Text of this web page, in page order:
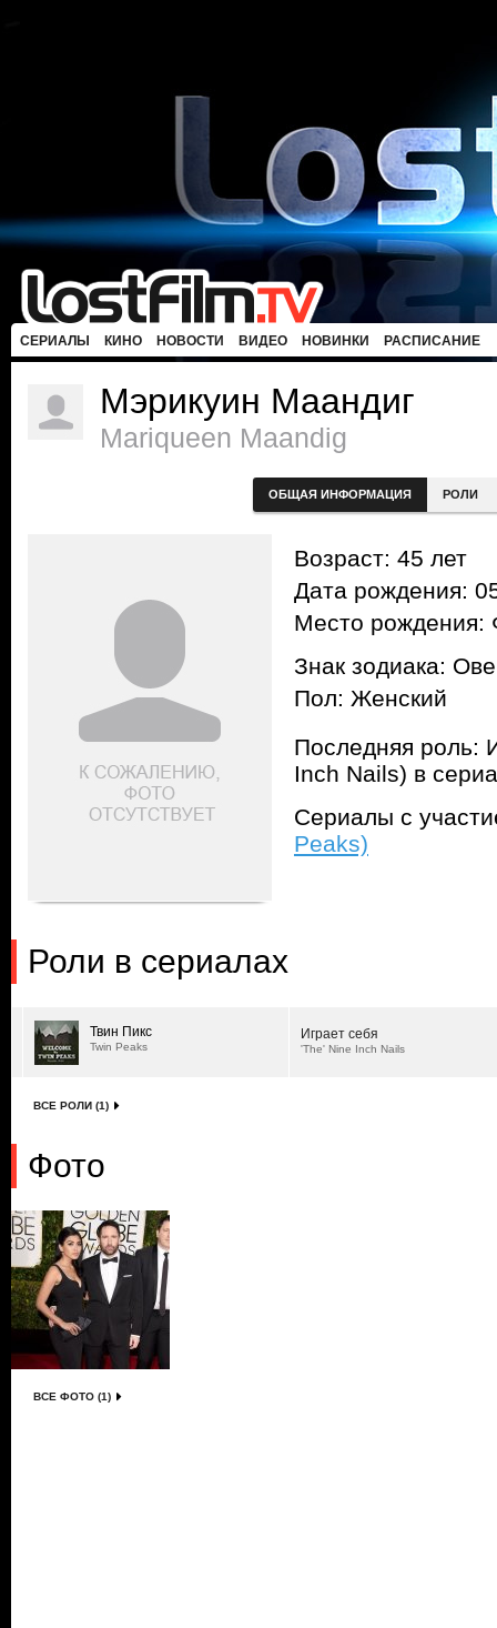
СЕРИАЛЫ КИНО НОВОСТИ ВИДЕО НОВИНКИ РАСПИСАНИЕ
Мэрикуин Маандиг
Mariqueen Maandig
ОБЩАЯ ИНФОРМАЦИЯ РОЛИ
Возраст: 45 лет
Дата рождения:
Место рождения:
Знак зодиака:
Пол: Женский
Последняя роль:
Inch Nails) в
Сериалы с
Peaks)
Роли в сериалах
Твин Пикс
Twin Peaks
Играет себя
'The' Nine Inch Nails
ВСЕ РОЛИ (1)
Фото
ВСЕ ФОТО (1)